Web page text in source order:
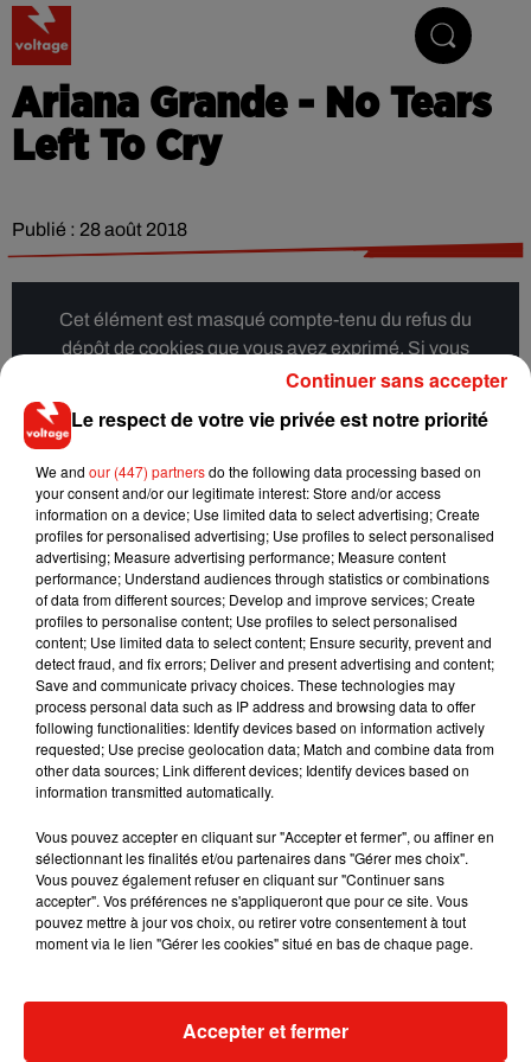
Ariana Grande - No Tears
Left To Cry
Publié : 28 août 2018
Cet élément est masqué compte-tenu du refus du
dépôt de cookies que vous avez exprimé. Si vous
souhaitez l'afficher, merci de nous donner votre accord
Musique
RÜFÜS DU SOL annonce un nouvel
collaboration
+ DE MUSIQUE
Le respect de votre vie privée est notre priorité
We and our (447) partnersdo the following data processing based on
your consent and/or our legitimate interest: Store and/or access
information on a device; Use limited data to select advertising; Create
profiles for personalised advertising; Use profiles to select personalised
advertising; Measure advertising performance; Measure content
performance; Understand audiences through statistics or combinations
of data from different sources; Develop and improve services; Create
profiles to personalise content; Use profiles to select personalised
content; Use limited data to select content; Ensure security, prevent and
detect fraud, and fix errors; Deliver and present advertising and content;
Save and communicate privacy choices. These technologies may
process personal data such as IP address and browsing data to offer
following functionalities: Identify devices based on information actively
requested; Use precise geolocation data; Match and combine data from
other data sources; Link different devices; Identify devices based on
information transmitted automatically.
Vous pouvez accepter en cliquant sur "Accepter et fermer", ou affiner en
sélectionnant les finalités et/ou partenaires dans "Gérer mes choix".
Vous pouvez également refuser en cliquant sur "Continuer sans
accepter". Vos préférences ne s'appliqueront que pour ce site. Vous
pouvez mettre à jour vos choix, ou retirer votre consentement à tout
moment via le lien "Gérer les cookies" situé en bas de chaque page.
Accepter et fermer
Continuer sans accepter